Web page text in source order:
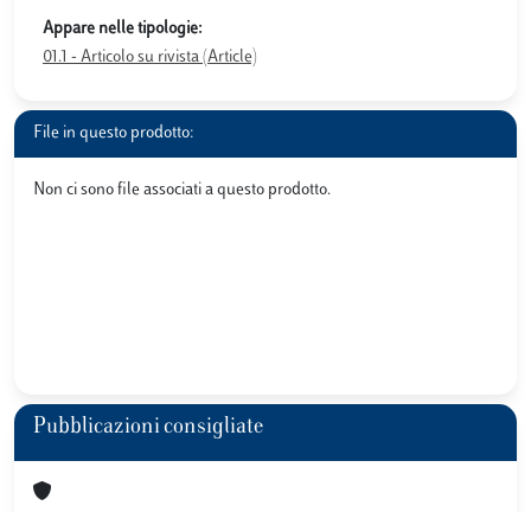
Appare nelle tipologie:
01.1 - Articolo su rivista (Article)
File in questo prodotto:
Non ci sono file associati a questo prodotto.
Pubblicazioni consigliate